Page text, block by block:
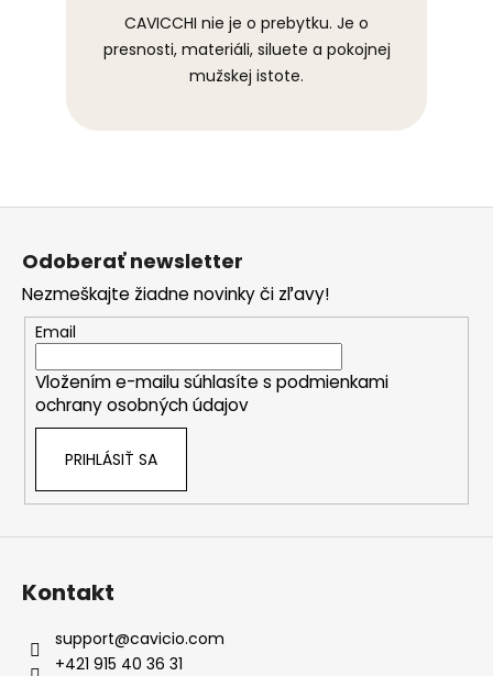
CAVICCHI nie je o prebytku. Je o
presnosti, materiáli, siluete a pokojnej
mužskej istote.
Z
Odoberať newsletter
Nezmeškajte žiadne novinky či zľavy!
Email
Vložením e-mailu súhlasíte s podmienkami
ochrany osobných údajov
PRIHLÁSIŤ SA
Kontakt
support@cavicio.com
+421 915 40 36 31